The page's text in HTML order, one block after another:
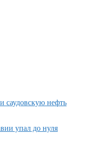
саудовскую нефть
упал до нуля